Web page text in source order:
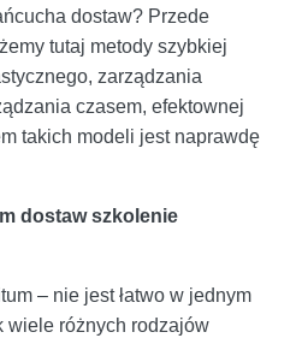
dostaw? Przede
tutaj metody szybkiej
zarządzania
czasem, efektownej
takich modeli jest naprawdę
dostaw szkolenie
– nie jest łatwo w jednym
wiele różnych rodzajów